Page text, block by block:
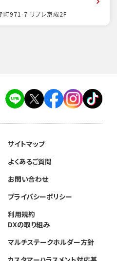
町971-7 リブレ京成2F
サイトマップ
よくあるご質問
お問い合わせ
プライバシーポリシー
利用規約
DXの取り組み
マルチステークホルダー方針